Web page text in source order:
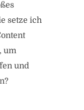
setze ich
um
und